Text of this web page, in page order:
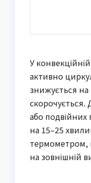
У
активно
знижується на
або подвійних
на 15–25
термометром,
на зовнішній